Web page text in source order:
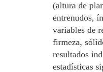
(altura de
entrenudos,
variables de
firmeza,
resultados
estadísticas